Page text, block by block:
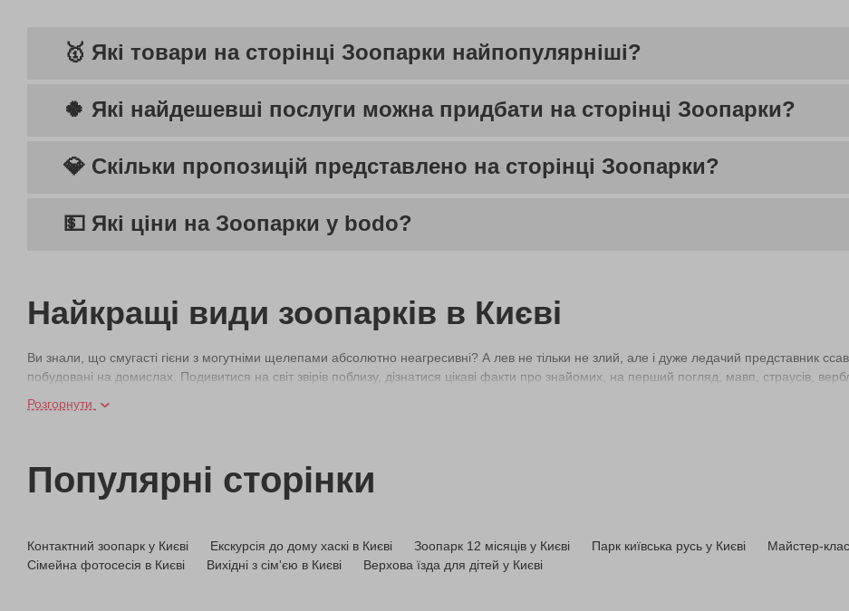
🥇 Які товари на сторінці Зоопарки найпопулярніші?
🍀 Які найдешевші послуги можна придбати на сторінці Зоопарки?
💎 Скільки пропозицій представлено на сторінці Зоопарки?
💵 Які ціни на Зоопарки у bodo?
Найкращі види зоопарків в Києві
Ви знали, що смугасті гієни з могутніми щелепами абсолютно неагресивні? А лев не тільки не злий, але і дуже ледачий представник
побудовані на домислах. Подивитися на світ звірів поблизу, дізнатися цікаві факти про знайомих, на перший погляд, мавп, страусів,
київських зоопарків. А купити подарунковий сертифікат на візит за комфортнюї вартістю вигідно на сайті bodo.
Сучасні зоопарки багато в чому відрізняються від тих, які працювали раніше. Сьогодні це зручно облаштовані площі з максимально
«12 місяців» — місце, де живуть понад 100 тварин і птахів. Відвідувачі можуть поспостерігати за звичками вовка, антилопи,
малознайомих представників тваринного світу носуху, капибара, валлабі, канюка. На території облаштований красивий сад із
Розгорнути
Популярні сторінки
Контактний зоопарк у Києві Екскурсія до дому хаскі в Києві Зоопарк 12 місяців у Києві Парк київська русь у Києві Майстер-
Сімейна фотосесія в Києві
Вихідні з сім'єю в Києві Верхова їзда для дітей у Києві